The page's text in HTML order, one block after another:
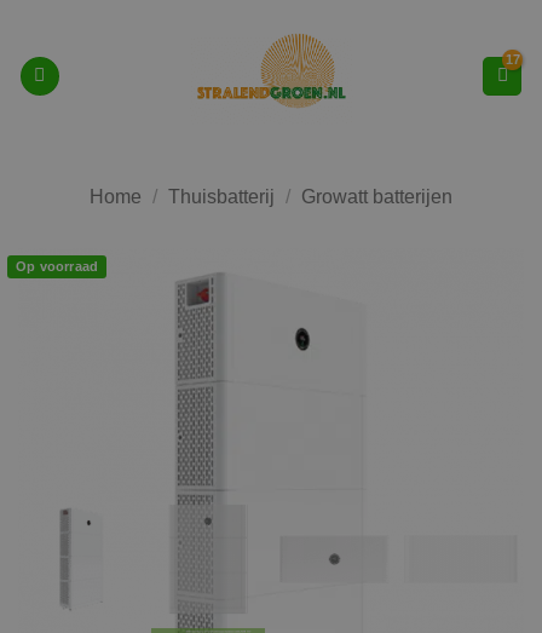
inhoud
Home / Thuisbatterij / Growatt batterijen
Op voorraad